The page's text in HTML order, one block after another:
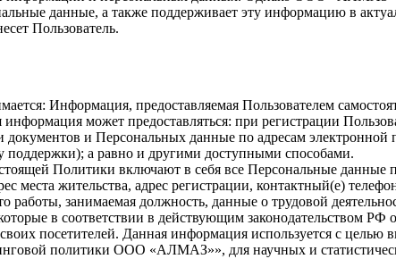
данные, а также поддерживает эту информацию в
Пользователь.
Информация, предоставляемая Пользователем
может предоставляться: при регистрации
и Персональных данные по адресам
поддержки); а равно и другими доступными способами.
Политики включают в себя все Персональные данные
места жительства, адрес регистрации, контактный(е)
работы, занимаемая должность, данные о трудовой
в соответствии в действующим законодательством
посетителей. Данная информация используется с целью
политики ООО «АЛМАЗ»», для научных и